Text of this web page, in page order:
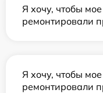
Я хочу, чтобы
ремонтировали
Я хочу, чтобы
ремонтировали